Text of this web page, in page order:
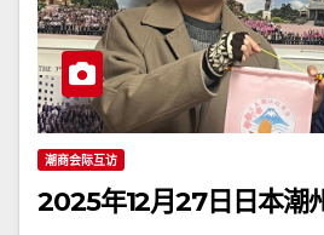
潮商会际互访
2025年12月27日日本潮